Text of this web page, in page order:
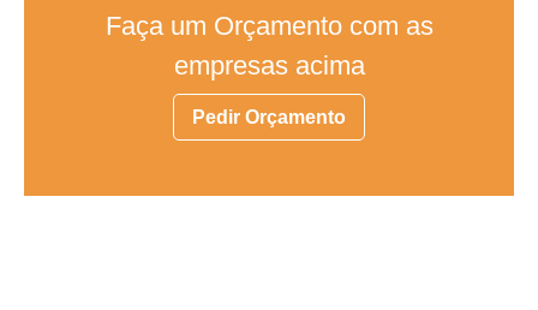
Faça um Orçamento com as
empresas acima
Pedir Orçamento